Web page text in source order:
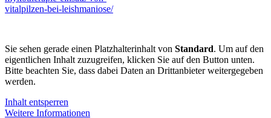
vitalpilzen-bei-leishmaniose/
Sie sehen gerade einen Platzhalterinhalt von Standard. Um auf den
eigentlichen Inhalt zuzugreifen, klicken Sie auf den Button unten.
Bitte beachten Sie, dass dabei Daten an Drittanbieter weitergegeben
werden.
Inhalt entsperren
Weitere Informationen